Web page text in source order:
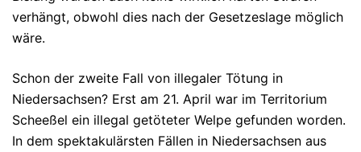
verhängt, obwohl dies nach der Gesetzeslage möglich
wäre.
Schon der zweite Fall von illegaler Tötung in
Niedersachsen? Erst am 21. April war im Territorium
Scheeßel ein illegal getöteter Welpe gefunden worden.
In dem spektakulärsten Fällen in Niedersachsen aus